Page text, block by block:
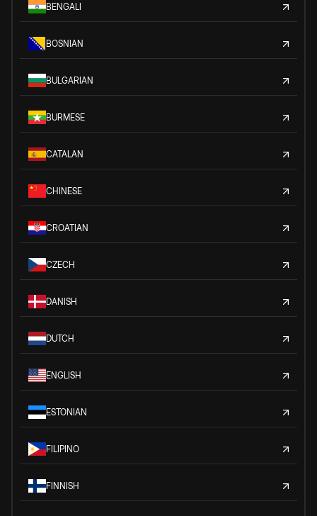
BENGALI
BOSNIAN
BULGARIAN
BURMESE
CATALAN
CHINESE
CROATIAN
CZECH
DANISH
DUTCH
ENGLISH
ESTONIAN
FILIPINO
FINNISH